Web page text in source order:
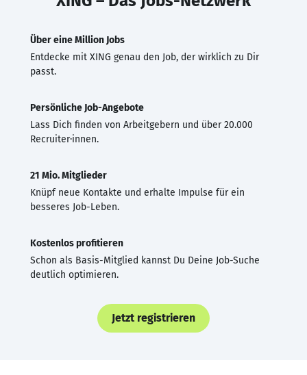
Über eine Million Jobs
Entdecke mit XING genau den Job, der wirklich zu Dir
passt.
Persönliche Job-Angebote
Lass Dich finden von Arbeitgebern und über 20.000
Recruiter·innen.
21 Mio. Mitglieder
Knüpf neue Kontakte und erhalte Impulse für ein
besseres Job-Leben.
Kostenlos profitieren
Schon als Basis-Mitglied kannst Du Deine Job-Suche
deutlich optimieren.
Jetzt registrieren